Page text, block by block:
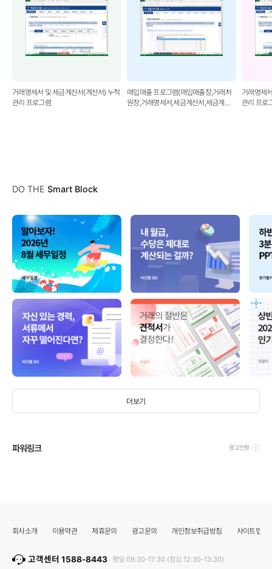
거래명세서 및 세금계산서(계산서) 누적
관리 프로그램
매입매출 프로그램(매입매출장,거래처
원장,거래명세서,세금계산서,세금계산
거래명세
관리 프로
DO THE Smart Block
더보기
파워링크 광고신청
회사소개 이용약관 제휴문의 광고문의 개인정보취급방침 사이트맵
고객센터 1588-8443 평일 09:30-17:30 (점심 12:30-13:30)